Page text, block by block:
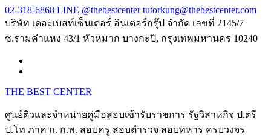
Skip
to
02-318-6868 LINE @thebestcenter tutorkung@thebestcenter.com
บริษัท เดอะเบสท์เซ็นเตอร์ อินเตอร์กรุ๊ป จำกัด เลขที่ 2145/7
ซ.รามคำแหง 43/1 หัวหมาก บางกะปิ, กรุงเทพมหานคร 10240
THE BEST CENTER
ศูนย์ติวและจำหน่ายคู่มือสอบเข้ารับราชการ รัฐวิสาหกิจ ป.ตรี
ป.โท ภาค ก. ก.พ. สอบครู สอบตำรวจ สอบทหาร ครบวงจร